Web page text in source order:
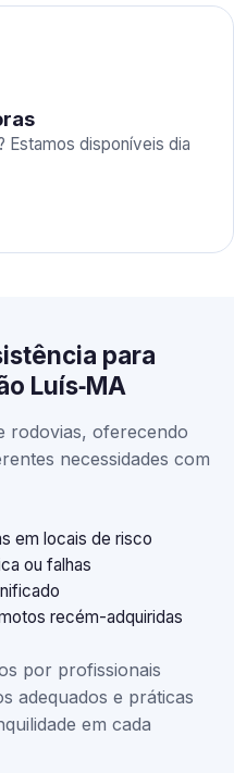
Estamos disponíveis dia
para
Luís‑MA
rodovias, oferecendo
necessidades com
em locais de risco
ou falhas
recém-adquiridas
por profissionais
adequados e práticas
em cada